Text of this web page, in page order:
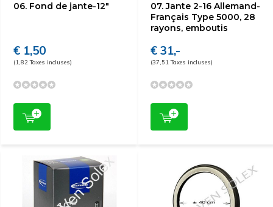
06. Fond de jante-12"
€ 1,50
(1,82 Taxes incluses)
07. Jante 2-16 Allemand-
Français Type 5000, 28
rayons, emboutis
€ 31,-
(37,51 Taxes incluses)